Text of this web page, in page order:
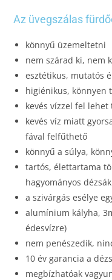
Az üvegszálas
könnyű üzemeltetni
nem szárad ki, nem
esztétikus, mutatós
higiénikus, könnyen
kevés vízzel fel
kevés víz miatt
fával felfűthető
könnyű a súlya,
tartós, élettartama
hagyományos
a szivárgás esélye
alumínium kályha,
édesvízre)
nem penészedik,
10 év garancia a
megbízhatóak